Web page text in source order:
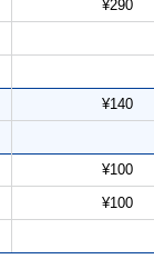
¥290
¥140
¥100
¥100